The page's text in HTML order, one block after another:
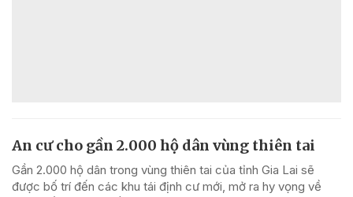
An cư cho gần 2.000 hộ dân vùng thiên tai
Gần 2.000 hộ dân trong vùng thiên tai của tỉnh Gia Lai sẽ
được bố trí đến các khu tái định cư mới, mở ra hy vọng về